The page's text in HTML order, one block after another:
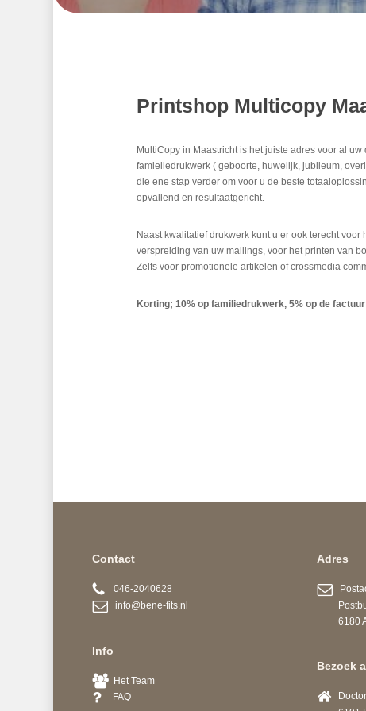
Printshop Multicopy
MultiCopy in Maastricht is het juiste adres voor al
famieliedrukwerk ( geboorte, huwelijk, jubileum,
die ene stap verder om voor u de beste
opvallend en resultaatgericht.
Naast kwalitatief drukwerk kunt u er ook terecht
verspreiding van uw mailings, voor het printen van
Zelfs voor promotionele artikelen of crossmedia
Korting; 10% op familiedrukwerk, 5% op de
Contact
046-2040628
info@bene-fits.nl
Info
Het Team
FAQ
Adres
6180
Bezoek